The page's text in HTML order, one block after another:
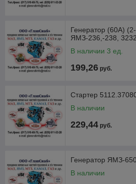
Генератор (60А)
ЯМЗ-236,-238,
В наличии 3 ед.
199,26 руб.
Стартер
В наличии
229,44 руб.
Генератор ЯМЗ-
В наличии